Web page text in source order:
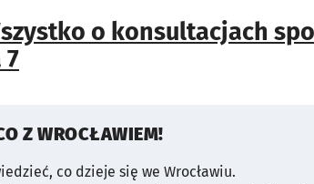
o konsultacjach
7
Z WROCŁAWIEM!
co dzieje się we Wrocławiu.